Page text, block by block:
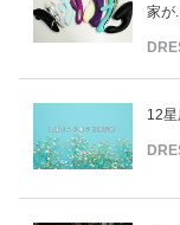
家が
12